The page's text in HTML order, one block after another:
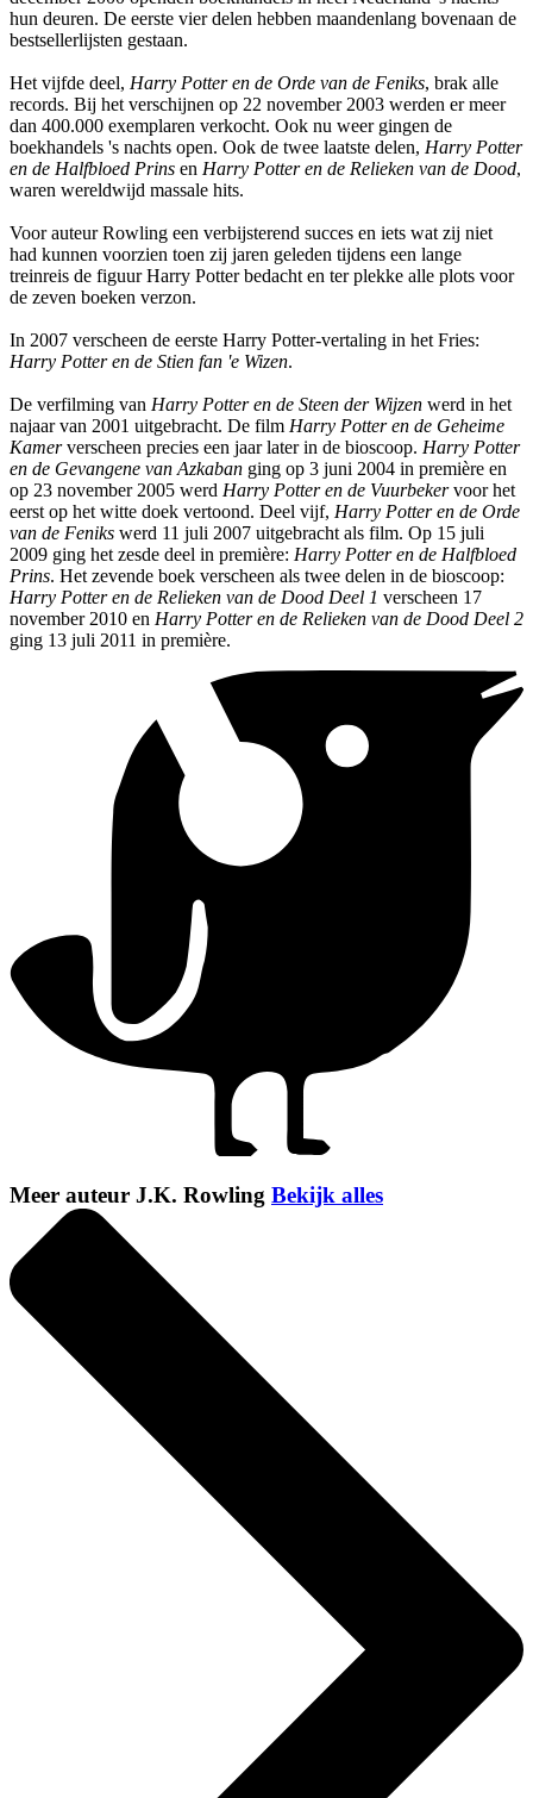
hun deuren. De eerste vier delen hebben maandenlang bovenaan de
bestsellerlijsten gestaan.
Het vijfde deel, Harry Potter en de Orde van de Feniks, brak alle
records. Bij het verschijnen op 22 november 2003 werden er meer
dan 400.000 exemplaren verkocht. Ook nu weer gingen de
boekhandels 's nachts open. Ook de twee laatste delen, Harry Potter
en de Halfbloed Prins en Harry Potter en de Relieken van de Dood,
waren wereldwijd massale hits.
Voor auteur Rowling een verbijsterend succes en iets wat zij niet
had kunnen voorzien toen zij jaren geleden tijdens een lange
treinreis de figuur Harry Potter bedacht en ter plekke alle plots voor
de zeven boeken verzon.
In 2007 verscheen de eerste Harry Potter-vertaling in het Fries:
Harry Potter en de Stien fan 'e Wizen.
De verfilming van Harry Potter en de Steen der Wijzen werd in het
najaar van 2001 uitgebracht. De film Harry Potter en de Geheime
Kamerverscheen precies een jaar later in de bioscoop. Harry Potter
en de Gevangene van Azkaban ging op 3 juni 2004 in première en
op 23 november 2005 werd Harry Potter en de Vuurbekervoor het
eerst op het witte doek vertoond. Deel vijf, Harry Potter en de Orde
van de Feniks werd 11 juli 2007 uitgebracht als film. Op 15 juli
2009 ging het zesde deel in première: Harry Potter en de Halfbloed
Prins. Het zevende boek verscheen als twee delen in de bioscoop:
Harry Potter en de Relieken van de Dood Deel 1 verscheen 17
november 2010 en Harry Potter en de Relieken van de Dood Deel 2
ging 13 juli 2011 in première.
Meer auteur J.K. Rowling Bekijk alles